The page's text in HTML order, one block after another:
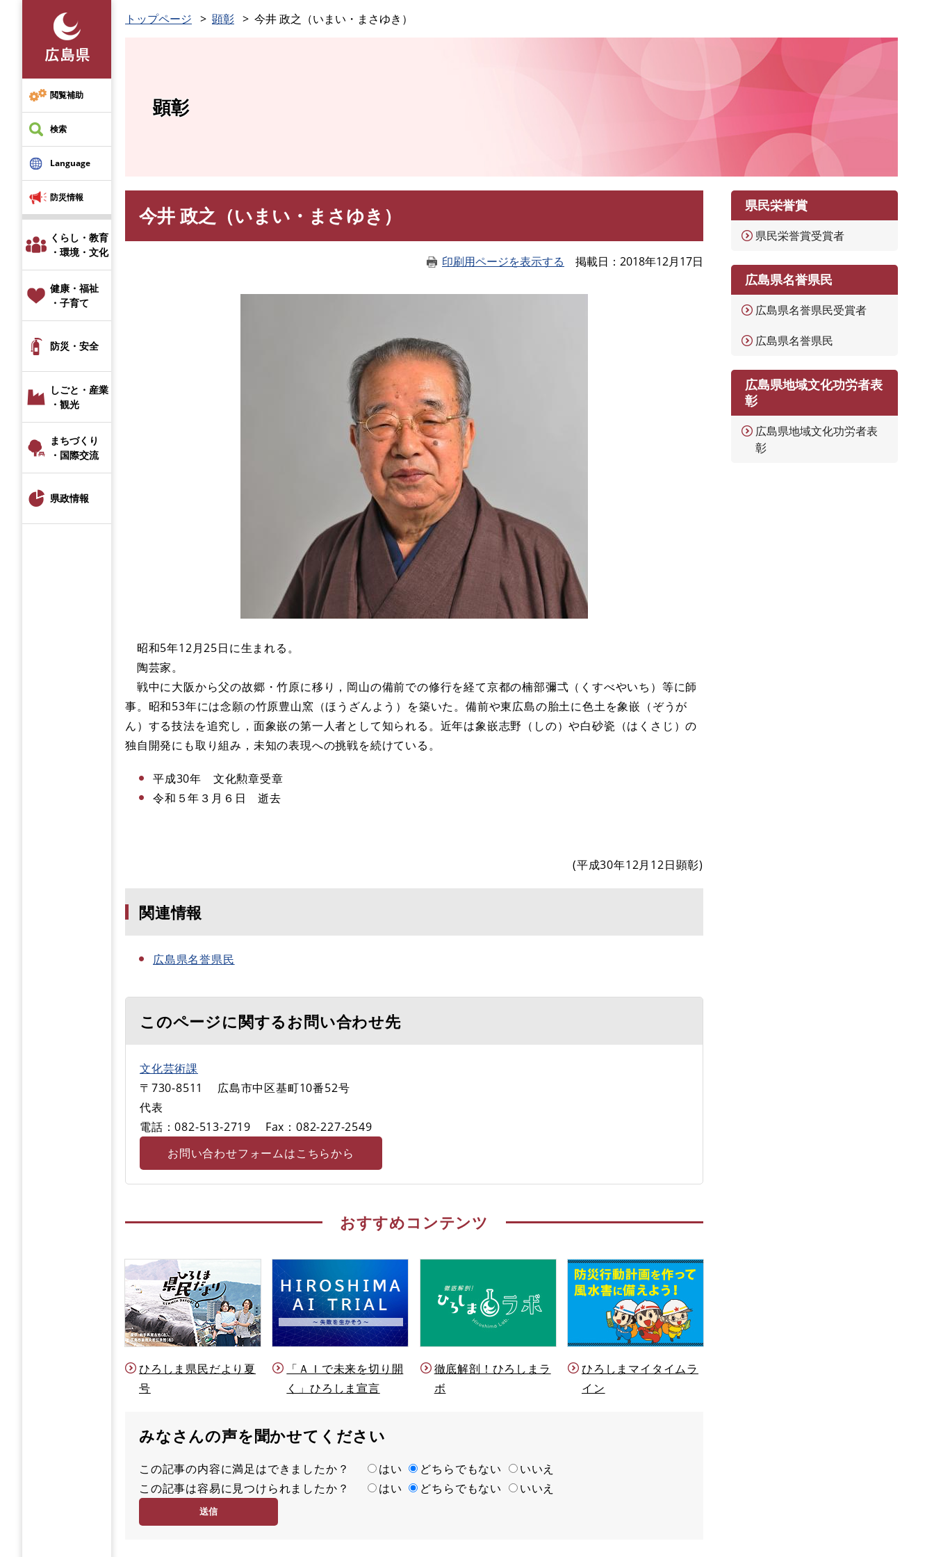
先
頭
で
す
閲覧補助
検索
Language
防災情報
くらし・教育
・環境・文化
健康・福祉
・子育て
防災・安全
しごと・産業
・観光
まちづくり
・国際交流
県政情報
トップページ 顕彰 今井 政之（いまい・まさゆき）
顕彰
今井 政之（いまい・まさゆき）
印刷用ページを表示する 掲載日 2018年12月17日
昭和5年12月25日に生まれる。
陶芸家。
戦中に大阪から父の故郷・竹原に移り，岡山の備前での修行を経て京都の楠部彌弌（くすべやいち）等に師
事。昭和53年には念願の竹原豊山窯（ほうざんよう）を築いた。備前や東広島の胎土に色土を象嵌（ぞうが
ん）する技法を追究し，面象嵌の第一人者として知られる。近年は象嵌志野（しの）や白砂瓷（はくさじ）の
独自開発にも取り組み，未知の表現への挑戦を続けている。
平成30年 文化勲章受章
令和５年３月６日 逝去
(平成30年12月12日顕彰)
関連情報
広島県名誉県民
このページに関するお問い合わせ先
文化芸術課
〒730-8511
広島市中区基町10番52号
代表
電話：082-513‐2719
Fax：082-227-2549
お問い合わせフォームはこちらから
おすすめコンテンツ
ひろしま県民だより夏
号
「ＡＩで未来を切り開
く」ひろしま宣言
徹底解剖！ひろしまラ
ボ
ひろしまマイタイムラ
イン
みなさんの声を聞かせてください
満
足
この記事の内容に満足はできましたか？ はい どちらでもない
いいえ
容
度
この記事は容易に見つけられましたか？ はい どちらでもない いいえ
県民栄誉賞
県民栄誉賞受賞者
広島県名誉県民
広島県名誉県民受賞者
広島県名誉県民
広島県地域文化功労者表
彰
広島県地域文化功労者表
彰